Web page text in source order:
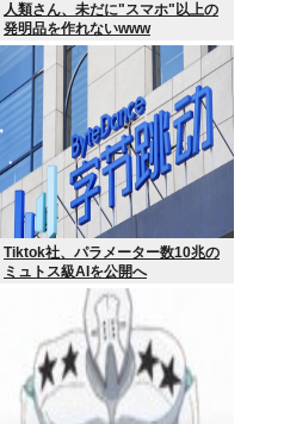
人類さん、未だに"スマホ"以上の
発明品を作れないwww
Tiktok社、パラメーター数10兆の
ミュトス級AIを公開へ